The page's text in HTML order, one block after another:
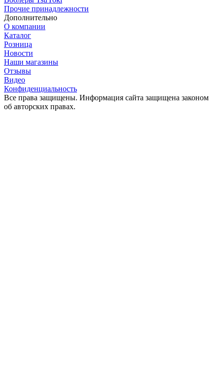
Прочие принадлежности
Дополнительно
О компании
Каталог
Розница
Новости
Наши магазины
Отзывы
Видео
Конфиденциальность
Все права защищены. Информация сайта защищена законом
об авторских правах.